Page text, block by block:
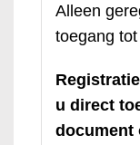
Alleen
toegang
u direct
document